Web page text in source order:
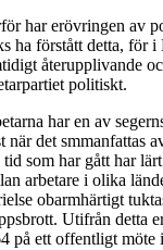
har erövringen av
ha förstått detta, för
återupplivande
politiskt.
har en av
när det smmanfattas
tid som har gått har
arbetare i olika
obarmhärtigt
Utifrån detta
på ett offentligt